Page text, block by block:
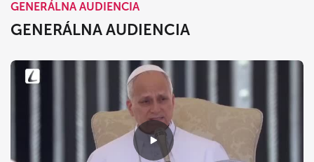
GENERÁLNA AUDIENCIA
GENERÁLNA AUDIENCIA